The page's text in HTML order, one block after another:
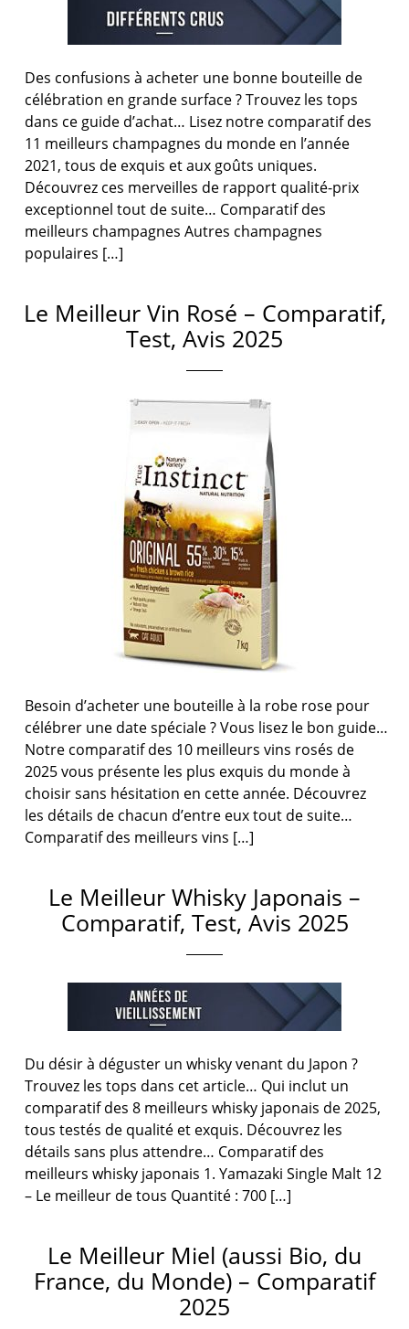
Des confusions à acheter une bonne bouteille de
célébration en grande surface ? Trouvez les tops
dans ce guide d’achat… Lisez notre comparatif des
11 meilleurs champagnes du monde en l’année
2021, tous de exquis et aux goûts uniques.
Découvrez ces merveilles de rapport qualité-prix
exceptionnel tout de suite… Comparatif des
meilleurs champagnes Autres champagnes
populaires […]
Le Meilleur Vin Rosé – Comparatif,
Test, Avis 2025
Besoin d’acheter une bouteille à la robe rose pour
célébrer une date spéciale ? Vous lisez le bon guide…
Notre comparatif des 10 meilleurs vins rosés de
2025 vous présente les plus exquis du monde à
choisir sans hésitation en cette année. Découvrez
les détails de chacun d’entre eux tout de suite…
Comparatif des meilleurs vins […]
Le Meilleur Whisky Japonais –
Comparatif, Test, Avis 2025
Du désir à déguster un whisky venant du Japon ?
Trouvez les tops dans cet article… Qui inclut un
comparatif des 8 meilleurs whisky japonais de 2025,
tous testés de qualité et exquis. Découvrez les
détails sans plus attendre… Comparatif des
meilleurs whisky japonais 1. Yamazaki Single Malt 12
– Le meilleur de tous Quantité : 700 […]
Le Meilleur Miel (aussi Bio, du
France, du Monde) – Comparatif
2025